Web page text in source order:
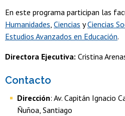
En este programa participan las
Humanidades, Ciencias yCiencias
Estudios Avanzados en Educación.
Directora Ejecutiva: Cristina
Contacto
Dirección: Av. Capitán Ignacio
Ñuñoa, Santiago